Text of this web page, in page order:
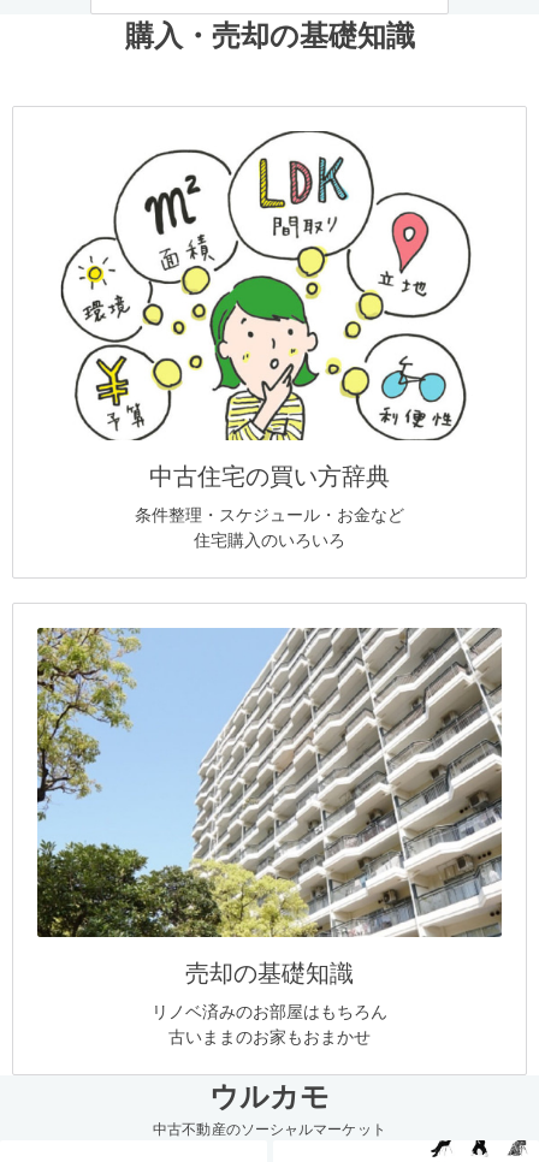
購入・売却の基礎知識
中古住宅の買い方辞典
条件整理・スケジュール・お金など
住宅購入のいろいろ
売却の基礎知識
リノベ済みのお部屋はもちろん
古いままのお家もおまかせ
ウルカモ
中古不動産のソーシャルマーケット